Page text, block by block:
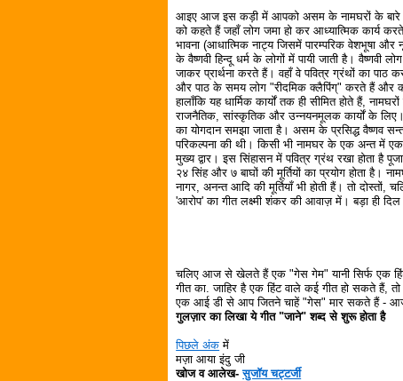
आइए आज इस कड़ी में आपको असम के नामघरों के बारे में
को कहते हैं जहाँ लोग जमा हो कर आध्यात्मिक कार्य
भावना (आधात्मिक नाट्य जिसमें पारम्परिक वेशभूषा और
के वैष्णवी हिन्दू धर्म के लोगों में पायी जाती है। वैष्णवी
जाकर प्रार्थना करते हैं। वहाँ वे पवित्र ग्रंथों का पाठ
और पाठ के समय लोग "रीदमिक क्लैपिंग्" करते हैं और कई
हालाँकि यह धार्मिक कार्यों तक ही सीमित होते हैं,
राजनैतिक, सांस्कृतिक और उन्नयनमूलक कार्यों के
का योगदान समझा जाता है। असम के प्रसिद्ध वैष्णव
परिकल्पना की थी। किसी भी नामघर के एक अन्त में
मुख्य द्वार। इस सिंहासन में पवित्र ग्रंथ रखा होता है
२४ सिंह और ७ बाघों की मूर्तियों का प्रयोग होता है।
नागर, अनन्त आदि की मूर्तियाँ भी होती हैं। तो
'आरोप' का गीत लक्ष्मी शंकर की आवाज़ में। बड़ा ही
चलिए आज से खेलते हैं एक "गेस गेम" यानी सिर्फ एक
गीत का. जाहिर है एक हिंट वाले कई गीत हो सकते हैं,
एक आई डी से आप जितने चाहें "गेस" मार सकते हैं -
गुलज़ार का लिखा ये गीत "जाने" शब्द से शुरू होता है
पिछले अंक में
मज़ा आया इंदु जी
खोज व आलेख-सुजॉय चट्टर्जी